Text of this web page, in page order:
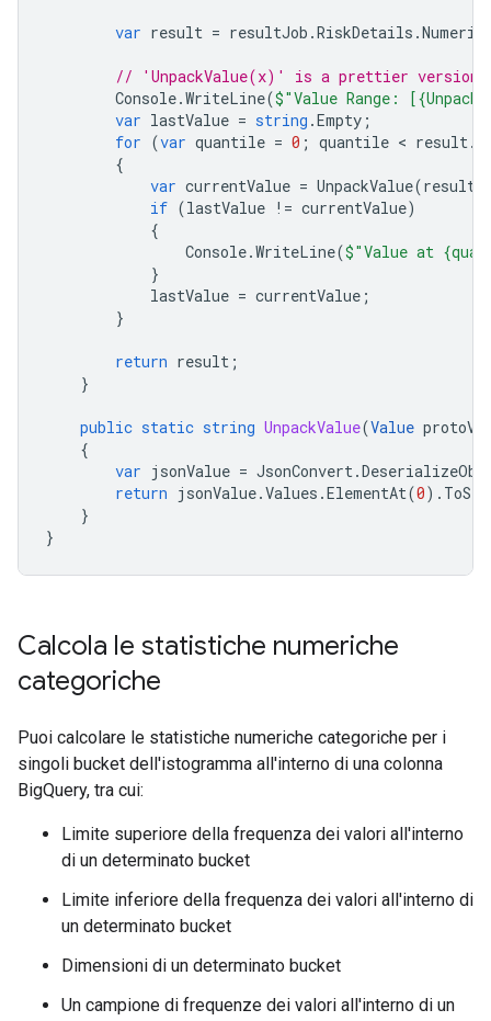
var result = resultJob .RiskDetails .
// 'UnpackValue(x)' is a prettier
Console.WriteLine($"Value Range:
var lastValue = string .Empty ;
for (var quantile = 0 ; quantile < result.
{
var currentValue = UnpackValue(result
if (lastValue != currentValue)
{
Console.WriteLine($"Value at
}
lastValue = currentValue ;
}
return result ;
}
public static string UnpackValue(Value
{
var jsonValue = JsonConvert.
return jsonValue.Values .ElementAt(0).
}
}
Calcola le statistiche numeriche
categoriche
Puoi calcolare le statistiche numeriche categoriche per i
singoli bucket dell'istogramma all'interno di una colonna
BigQuery, tra cui:
Limite superiore della frequenza dei valori all'interno
di un determinato bucket
Limite inferiore della frequenza dei valori all'interno di
un determinato bucket
Dimensioni di un determinato bucket
Un campione di frequenze dei valori all'interno di un